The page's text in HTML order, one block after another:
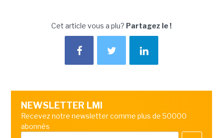
Cet article vous a plu? Partagez le !
NEWSLETTER LMI
Recevez notre newsletter comme plus de 50000
abonnés